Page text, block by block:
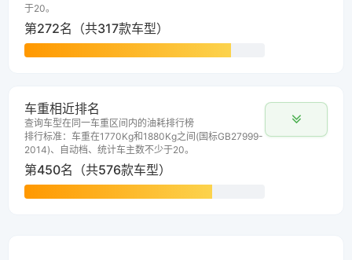
于20。
第272名（共317款车型）
车重相近排名
查询车型在同一车重区间内的油耗排行榜
排行标准：车重在1770Kg和1880Kg之间(国标GB27999-
2014)、自动档、统计车主数不少于20。
第450名（共576款车型）